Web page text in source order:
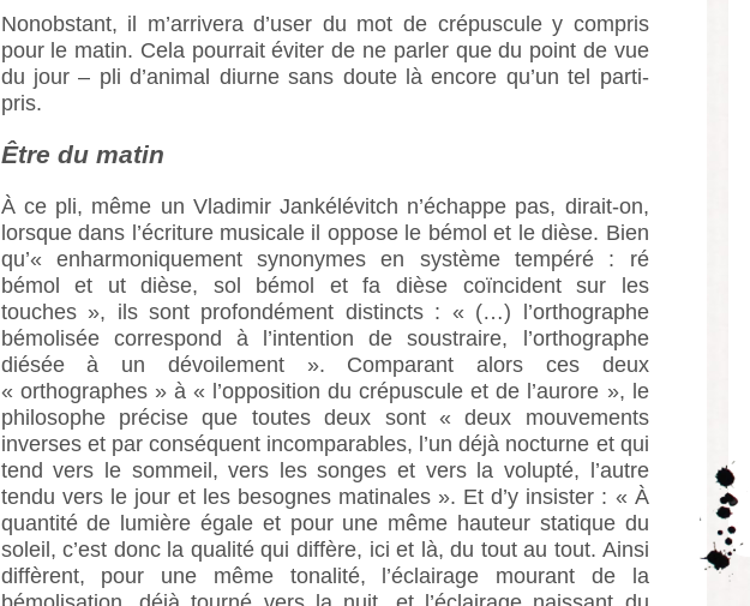
Nonobstant, il m’arrivera d’user du mot de crépuscule y compris
pour le matin. Cela pourrait éviter de ne parler que du point de vue
du jour – pli d’animal diurne sans doute là encore qu’un tel parti-
pris.
Être du matin
À ce pli, même un Vladimir Jankélévitch n’échappe pas, dirait-on,
lorsque dans l’écriture musicale il oppose le bémol et le dièse. Bien
qu’« enharmoniquement synonymes en système tempéré : ré
bémol et ut dièse, sol bémol et fa dièse coïncident sur les
touches », ils sont profondément distincts : « (…) l’orthographe
bémolisée correspond à l’intention de soustraire, l’orthographe
diésée à un dévoilement ». Comparant alors ces deux
« orthographes » à « l’opposition du crépuscule et de l’aurore », le
philosophe précise que toutes deux sont « deux mouvements
inverses et par conséquent incomparables, l’un déjà nocturne et qui
tend vers le sommeil, vers les songes et vers la volupté, l’autre
tendu vers le jour et les besognes matinales ». Et d’y insister : « À
quantité de lumière égale et pour une même hauteur statique du
soleil, c’est donc la qualité qui diffère, ici et là, du tout au tout. Ainsi
diffèrent, pour une même tonalité, l’éclairage mourant de la